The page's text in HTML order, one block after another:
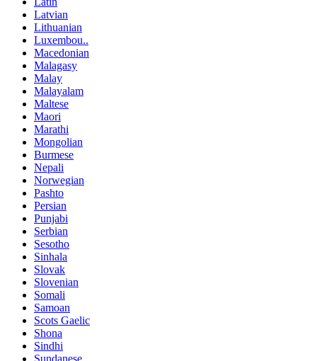
Latvian
Lithuanian
Luxembou..
Macedonian
Malagasy
Malay
Malayalam
Maltese
Maori
Marathi
Mongolian
Burmese
Nepali
Norwegian
Pashto
Persian
Punjabi
Serbian
Sesotho
Sinhala
Slovak
Slovenian
Somali
Samoan
Scots Gaelic
Shona
Sindhi
Sundanese